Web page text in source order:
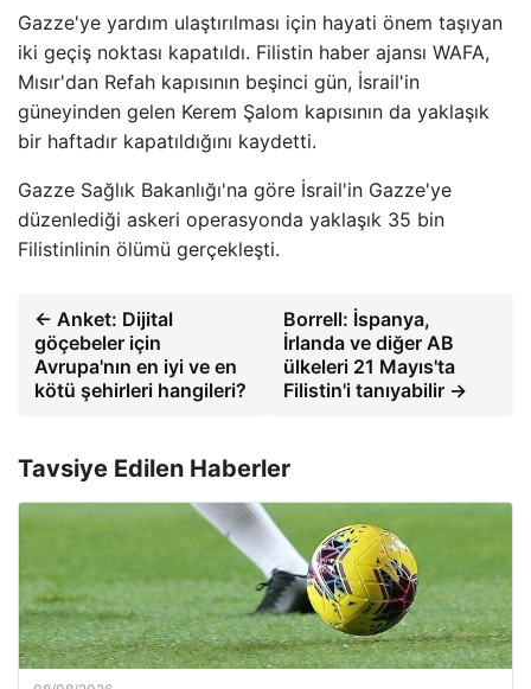
Gazze'ye yardım ulaştırılması için hayati önem taşıyan
iki geçiş noktası kapatıldı. Filistin haber ajansı WAFA,
Mısır'dan Refah kapısının beşinci gün, İsrail'in
güneyinden gelen Kerem Şalom kapısının da yaklaşık
bir haftadır kapatıldığını kaydetti.
Gazze Sağlık Bakanlığı'na göre İsrail'in Gazze'ye
düzenlediği askeri operasyonda yaklaşık 35 bin
Filistinlinin ölümü gerçekleşti.
← Anket: Dijital
göçebeler için
Avrupa'nın en iyi ve en
kötü şehirleri hangileri?
Borrell: İspanya,
İrlanda ve diğer AB
ülkeleri 21 Mayıs'ta
Filistin'i tanıyabilir →
Tavsiye Edilen Haberler